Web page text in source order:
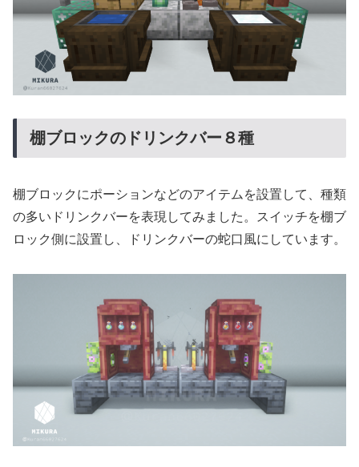
棚ブロックのドリンクバー８種
棚ブロックにポーションなどのアイテムを設置して、種類
の多いドリンクバーを表現してみました。スイッチを棚ブ
ロック側に設置し、ドリンクバーの蛇口風にしています。